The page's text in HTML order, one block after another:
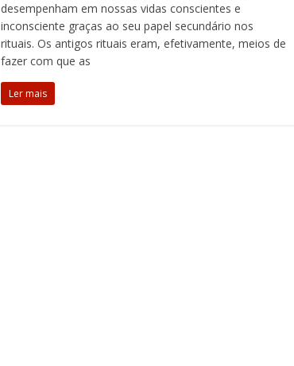
desempenham em nossas vidas conscientes e
inconsciente graças ao seu papel secundário nos
rituais. Os antigos rituais eram, efetivamente, meios de
fazer com que as
Ler mais